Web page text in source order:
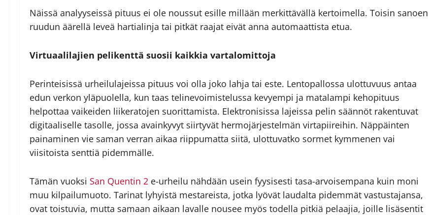
Näissä analyyseissä pituus ei ole noussut esille millään merkittävällä kertoimella. Toisin sanoen
ruudun äärellä leveä hartialinja tai pitkät raajat eivät anna automaattista etua.
Virtuaalilajien pelikenttä suosii kaikkia vartalomittoja
Perinteisissä urheilulajeissa pituus voi olla joko lahja tai este. Lentopallossa ulottuvuus antaa
edun verkon yläpuolella, kun taas teline­voimistelussa kevyempi ja matalampi keho­pituus
helpottaa vaikeiden liikeratojen suorittamista. Elektronisissa lajeissa pelin säännöt rakentuvat
digitaaliselle tasolle, jossa avainkyvyt siirtyvät hermo­järjestelmän virtapiireihin. Näppäinten
painaminen vie saman verran aikaa riippumatta siitä, ulottuvatko sormet kymmenen vai
viisitoista senttiä pidemmälle.
Tämän vuoksi San Quentin 2 e-urheilu nähdään usein fyysisesti tasa-arvoisempana kuin moni
muu kilpailu­muoto. Tarinat lyhyistä mestareista, jotka lyövät laudalta pidemmät vastustajansa,
ovat toistuvia, mutta samaan aikaan lavalle nousee myös todella pitkiä pelaajia, joille lisäsentit